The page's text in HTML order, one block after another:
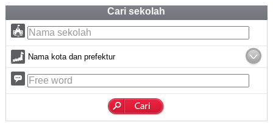
Cari sekolah
Nama kota dan prefektur